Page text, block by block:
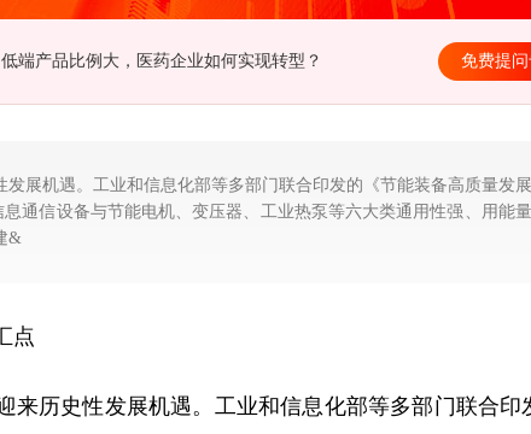
端产品比例大，医药企业如何实现转型？ 免费提
发展机遇。工业和信息化部等多部门联合印发的《节能装备高质量发
通信设备与节能电机、变压器、工业热泵等六大类通用性强、用能
&
点
来历史性发展机遇。工业和信息化部等多部门联合印